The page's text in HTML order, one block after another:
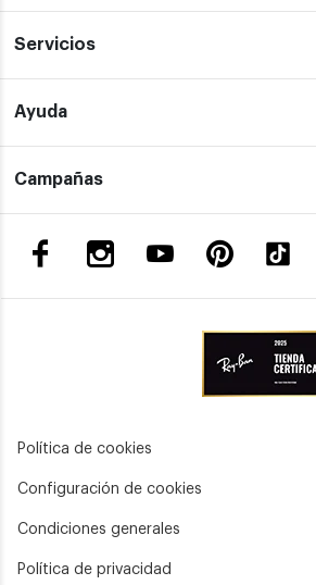
Servicios
Ayuda
Campañas
Política de cookies
Configuración de cookies
Condiciones generales
Política de privacidad